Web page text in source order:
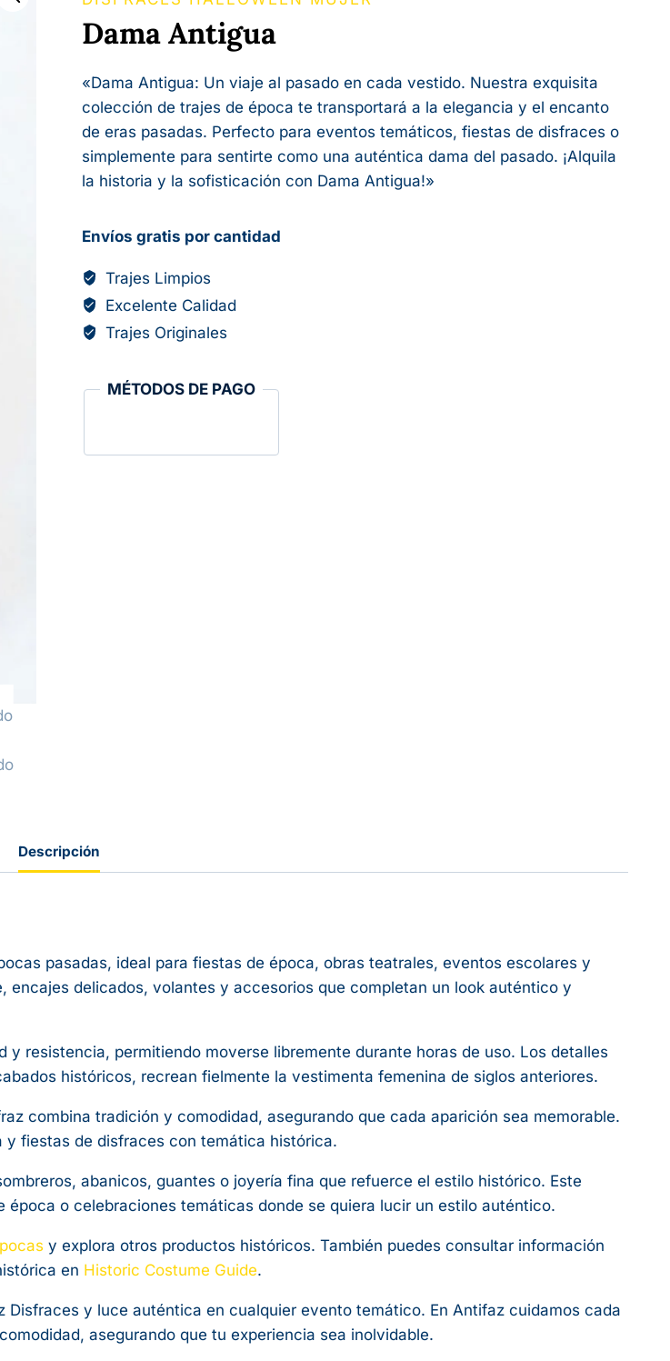
Dama Antigua
«Dama Antigua: Un viaje al pasado en cada vestido. Nuestra exquisita
colección de trajes de época te transportará a la elegancia y el encanto
de eras pasadas. Perfecto para eventos temáticos, fiestas de disfraces o
simplemente para sentirte como una auténtica dama del pasado. ¡Alquila
la historia y la sofisticación con Dama Antigua!»
Envíos gratis por cantidad
Trajes Limpios
Excelente Calidad
Trajes Originales
MÉTODOS DE PAGO
Descripción
pasadas, ideal para fiestas de época, obras teatrales, eventos escolares y
delicados, volantes y accesorios que completan un look auténtico y
resistencia, permitiendo moverse libremente durante horas de uso. Los detalles
históricos, recrean fielmente la vestimenta femenina de siglos anteriores.
combina tradición y comodidad, asegurando que cada aparición sea memorable.
fiestas de disfraces con temática histórica.
abanicos, guantes o joyería fina que refuerce el estilo histórico. Este
o celebraciones temáticas donde se quiera lucir un estilo auténtico.
y explora otros productos históricos. También puedes consultar información
en Historic Costume Guide.
Disfraces y luce auténtica en cualquier evento temático. En Antifaz cuidamos cada
asegurando que tu experiencia sea inolvidable.